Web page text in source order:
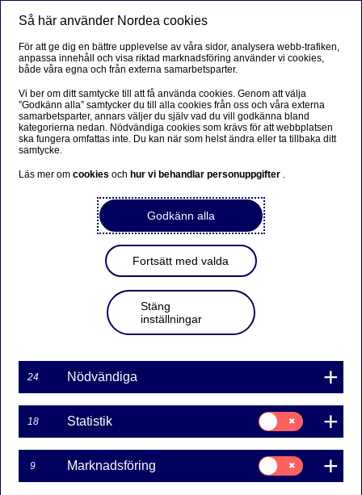
Privat
Frågor och svar Nordea Debit
Ung
Betala utomlands
Nytt, avsluta och spärra kort
Kortköp, beloppsgränser och
inställningar
Kan föräldrar ändra beloppsgränserna för omyndiga
barn?
Vilka beloppsgränser gäller för omyndigt barn vid köp
och uttag?
Så här använder Nordea cookies
För att ge dig en bättre upplevelse av våra sidor, analysera webb-trafiken,
anpassa innehåll och visa riktad marknadsföring använder vi cookies,
både våra egna och från externa samarbetsparter.
Vi ber om ditt samtycke till att få använda cookies. Genom att välja
”Godkänn alla” samtycker du till alla cookies från oss och våra externa
samarbetsparter, annars väljer du själv vad du vill godkänna bland
kategorierna nedan. Nödvändiga cookies som krävs för att webbplatsen
ska fungera omfattas inte. Du kan när som helst ändra eller ta tillbaka ditt
samtycke.
Läs mer omcookiesoch hur vi behandlar personuppgifter .
Godkänn alla
Fortsätt med valda
Stäng
inställningar
24 Nödvändiga
18 Statistik
Samtycke
för:
Statistik
9 Marknadsföring
Samtycke
för:
Marknadsföring